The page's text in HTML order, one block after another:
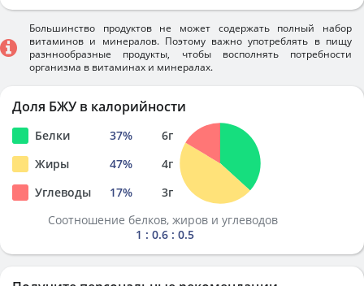
Большинство продуктов не может содержать полный набор
витаминов и минералов. Поэтому важно употреблять в пищу
разннообразные продукты, чтобы восполнять потребности
организма в витаминах и минералах.
Доля БЖУ в калорийности
Белки 37% 6г
Жиры
47% 4г
Углеводы
17% 3г
Соотношение белков, жиров и углеводов
1 : 0.6 : 0.5